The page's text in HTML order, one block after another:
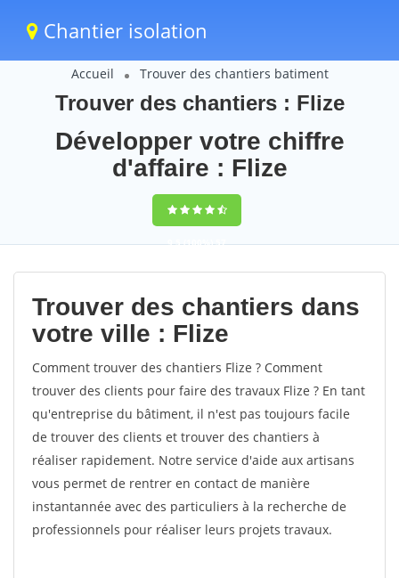
Chantier isolation
Accueil Trouver des chantiers batiment
Trouver des chantiers : Flize
Développer votre chiffre
d'affaire : Flize
9,5(100%)57
votes
Trouver des chantiers dans
votre ville : Flize
Comment trouver des chantiers Flize ? Comment
trouver des clients pour faire des travaux Flize ? En tant
qu'entreprise du bâtiment, il n'est pas toujours facile
de trouver des clients et trouver des chantiers à
réaliser rapidement. Notre service d'aide aux artisans
vous permet de rentrer en contact de manière
instantannée avec des particuliers à la recherche de
professionnels pour réaliser leurs projets travaux.